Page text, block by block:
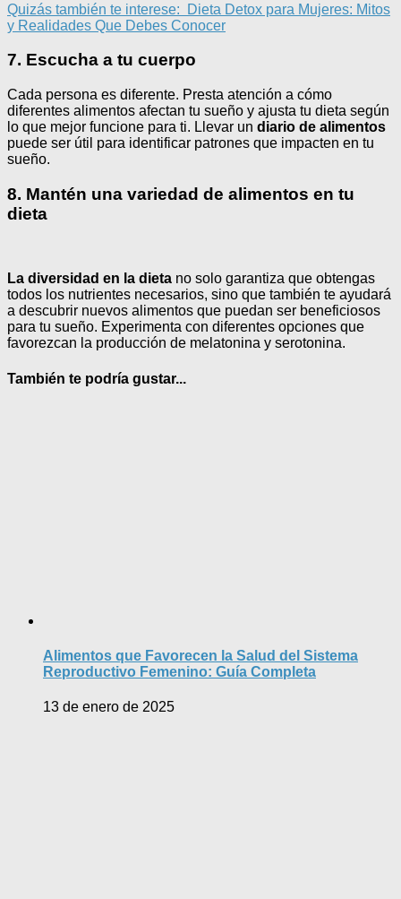
Quizás también te interese:
Dieta Detox para Mujeres: Mitos
y Realidades Que Debes Conocer
7. Escucha a tu cuerpo
Cada persona es diferente. Presta atención a cómo
diferentes alimentos afectan tu sueño y ajusta tu dieta según
lo que mejor funcione para ti. Llevar un diario de alimentos
puede ser útil para identificar patrones que impacten en tu
sueño.
8. Mantén una variedad de alimentos en tu
dieta
La diversidad en la dieta no solo garantiza que obtengas
todos los nutrientes necesarios, sino que también te ayudará
a descubrir nuevos alimentos que puedan ser beneficiosos
para tu sueño. Experimenta con diferentes opciones que
favorezcan la producción de melatonina y serotonina.
También te podría gustar...
Alimentos que Favorecen la Salud del Sistema
Reproductivo Femenino: Guía Completa
13 de enero de 2025